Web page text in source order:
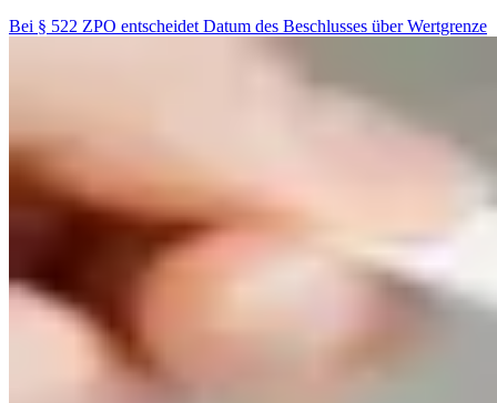
Bei § 522 ZPO entscheidet Datum des Beschlusses über Wertgrenze